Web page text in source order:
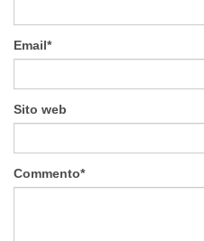
Email*
Sito web
Commento*